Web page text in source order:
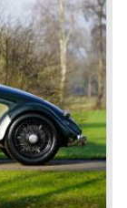
could be had in
with three
chassis
then long
very
These Green
(Old Number
1929.
by the
logo is a
in his